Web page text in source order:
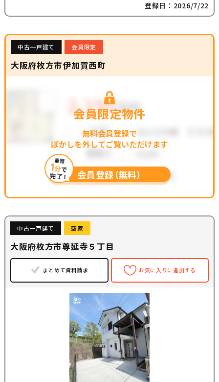
登録日：2026/7/22
中古一戸建て 会員限定
大阪府枚方市伊加賀西町
会員限定物件
無料会員登録で
ぼかしを外してご覧いただけます
最短
1分で
完了！ 会員登録（無料）
中古一戸建て 空家
大阪府枚方市尊延寺５丁目
まとめて資料請求 お気に入りに追加する